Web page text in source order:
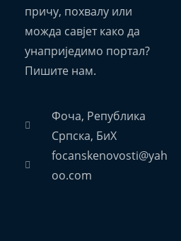
причу, похвалу или
можда савјет како да
унаприједимо портал?
Пишите нам.
Фоча, Република
Српска, БиХ
focanskenovosti@yah
oo.com